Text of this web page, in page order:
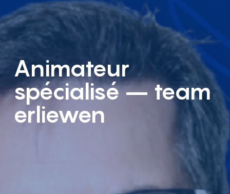
Animateur
spécialisé – team
erliewen